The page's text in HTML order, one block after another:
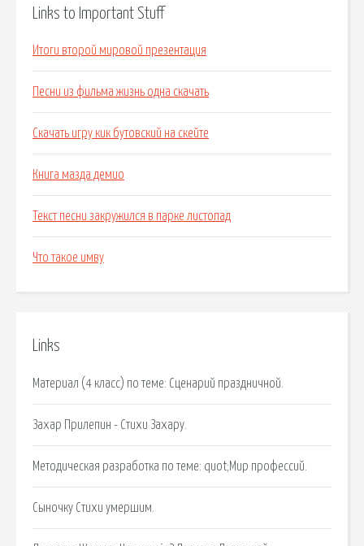
Links to Important Stuff
Итоги второй мировой презентация
Песни из фильма жизнь одна скачать
Скачать игру кик бутовский на скейте
Книга мазда демио
Текст песни закружился в парке листопад
Что такое имву
Links
Материал (4 класс) по теме: Сценарий праздничной.
Захар Прилепин - Стихи Захару.
Методическая разработка по теме: quot;Мир профессий.
Сыночку Cтихи умершим.